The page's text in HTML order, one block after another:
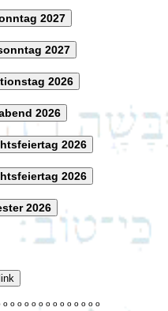
2027
2027
2026
2026
2026
2026
2026
o o o o o o o o o o o o o o